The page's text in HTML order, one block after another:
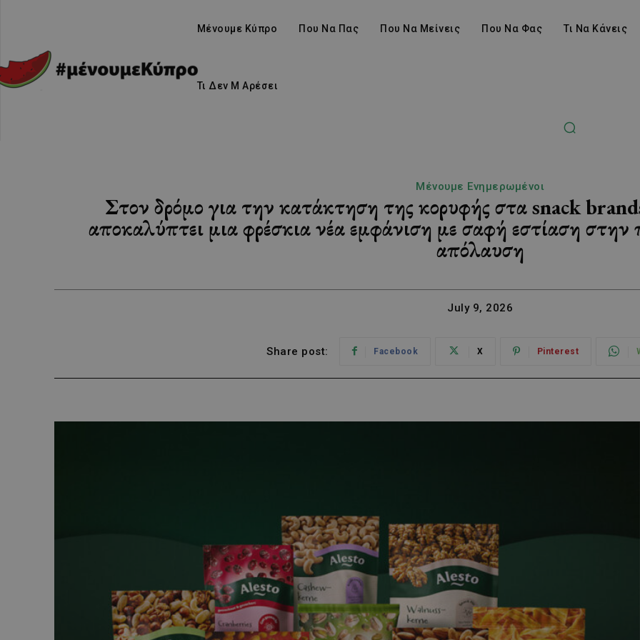
Μένουμε Κύπρο Που Να Πας Που Να Μείνεις Που Να Φας Τι Να Κάνεις
Τι Δεν Μ Αρέσει
Μένουμε Ενημερωμένοι
Στον δρόμο για την κατάκτηση της κορυφής στα snack
αποκαλύπτει μια φρέσκια νέα εμφάνιση με σαφή εστίαση στην
απόλαυση
July 9, 2026
Share post: Facebook X Pinterest